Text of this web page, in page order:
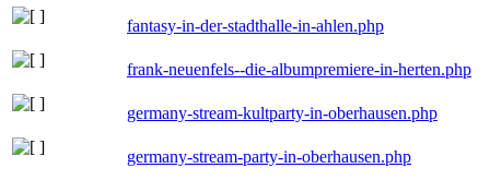
fantasy-in-der-stadthalle-in-ahlen.php
frank-neuenfels--die-albumpremiere-in-herten.php
germany-stream-kultparty-in-oberhausen.php
germany-stream-party-in-oberhausen.php